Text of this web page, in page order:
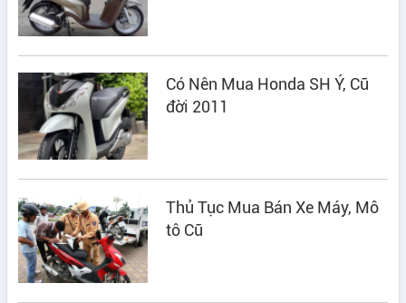
Có Nên Mua Honda SH Ý, Cũ
đời 2011
Thủ Tục Mua Bán Xe Máy, Mô
tô Cũ